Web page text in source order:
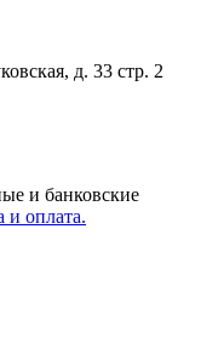
д. 33 стр. 2
и банковские
и оплата.